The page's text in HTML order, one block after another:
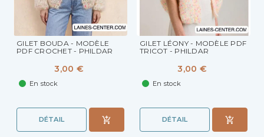
GILET BOUDA - MODÈLE
PDF CROCHET - PHILDAR
3,00 €
En stock
DÉTAIL
GILET LÉONY - MODÈLE PDF
TRICOT - PHILDAR
3,00 €
En stock
DÉTAIL